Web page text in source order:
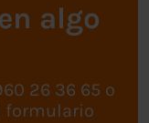
algo
26 36 65 o
formulario